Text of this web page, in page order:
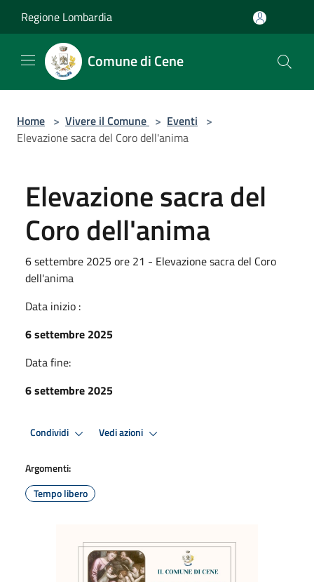
Regione Lombardia
Comune di Cene
Home > Vivere il Comune > Eventi >
Elevazione sacra del Coro dell'anima
Elevazione sacra del
Coro dell'anima
6 settembre 2025 ore 21 - Elevazione sacra del Coro
dell'anima
Data inizio :
6 settembre 2025
Data fine:
6 settembre 2025
Condividi Vedi azioni
Argomenti:
Tempo libero